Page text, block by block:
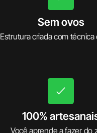
Sem ovos
Estrutura criada com técnica
100%
Você aprende a fazer do